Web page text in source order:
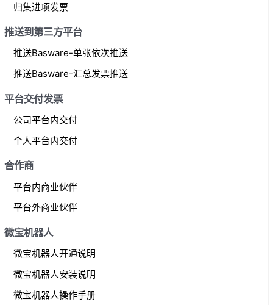
归集进项发票
推送到第三方平台
推送Basware-单张依次推送
推送Basware-汇总发票推送
平台交付发票
公司平台内交付
个人平台内交付
合作商
平台内商业伙伴
平台外商业伙伴
微宝机器人
微宝机器人开通说明
微宝机器人安装说明
微宝机器人操作手册